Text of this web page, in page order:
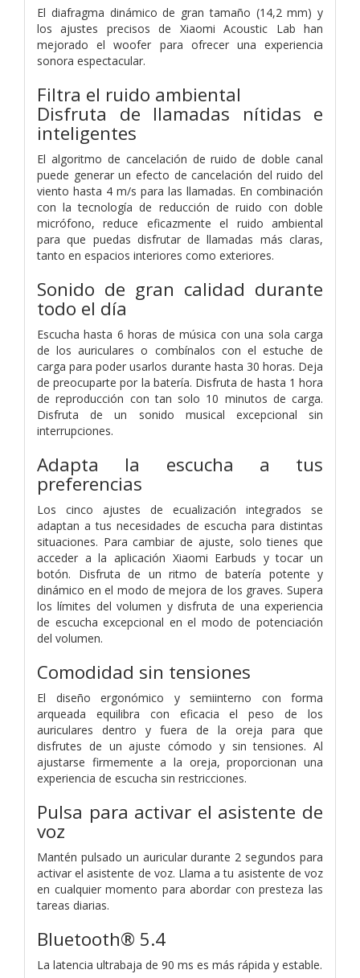
El diafragma dinámico de gran tamaño (14,2 mm) y
los ajustes precisos de Xiaomi Acoustic Lab han
mejorado el woofer para ofrecer una experiencia
sonora espectacular.
Filtra el ruido ambiental
Disfruta de llamadas nítidas e
inteligentes
El algoritmo de cancelación de ruido de doble canal
puede generar un efecto de cancelación del ruido del
viento hasta 4 m/s para las llamadas. En combinación
con la tecnología de reducción de ruido con doble
micrófono, reduce eficazmente el ruido ambiental
para que puedas disfrutar de llamadas más claras,
tanto en espacios interiores como exteriores.
Sonido de gran calidad durante
todo el día
Escucha hasta 6 horas de música con una sola carga
de los auriculares o combínalos con el estuche de
carga para poder usarlos durante hasta 30 horas. Deja
de preocuparte por la batería. Disfruta de hasta 1 hora
de reproducción con tan solo 10 minutos de carga.
Disfruta de un sonido musical excepcional sin
interrupciones.
Adapta la escucha a tus
preferencias
Los cinco ajustes de ecualización integrados se
adaptan a tus necesidades de escucha para distintas
situaciones. Para cambiar de ajuste, solo tienes que
acceder a la aplicación Xiaomi Earbuds y tocar un
botón. Disfruta de un ritmo de batería potente y
dinámico en el modo de mejora de los graves. Supera
los límites del volumen y disfruta de una experiencia
de escucha excepcional en el modo de potenciación
del volumen.
Comodidad sin tensiones
El diseño ergonómico y semiinterno con forma
arqueada equilibra con eficacia el peso de los
auriculares dentro y fuera de la oreja para que
disfrutes de un ajuste cómodo y sin tensiones. Al
ajustarse firmemente a la oreja, proporcionan una
experiencia de escucha sin restricciones.
Pulsa para activar el asistente de
voz
Mantén pulsado un auricular durante 2 segundos para
activar el asistente de voz. Llama a tu asistente de voz
en cualquier momento para abordar con presteza las
tareas diarias.
Bluetooth® 5.4
La latencia ultrabaja de 90 ms es más rápida y estable.